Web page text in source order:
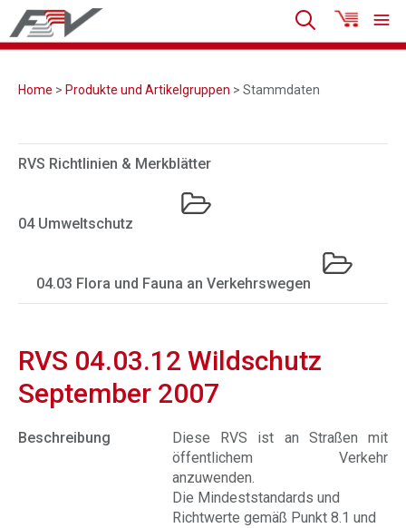
Home > Produkte und Artikelgruppen > Stammdaten
RVS Richtlinien & Merkblätter
04 Umweltschutz
04.03 Flora und Fauna an Verkehrswegen
RVS 04.03.12 Wildschutz
September 2007
Beschreibung
Diese RVS ist an Straßen mit
öffentlichem Verkehr
anzuwenden.
Die Mindeststandards und
Richtwerte gemäß Punkt 8.1 und